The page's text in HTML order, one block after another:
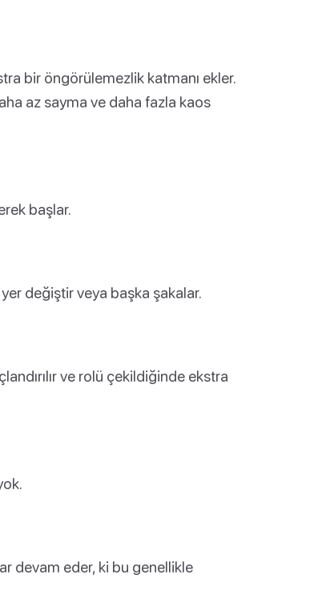
bir öngörülemezlik katmanı ekler.
az sayma ve daha fazla kaos
başlar.
değiştir veya başka şakalar.
ve rolü çekildiğinde ekstra
devam eder, ki bu genellikle